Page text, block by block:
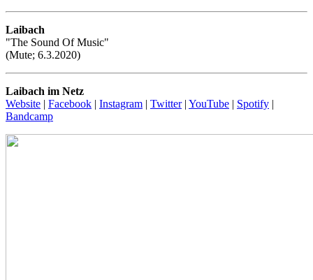
Laibach
"The Sound Of Music"
(Mute; 6.3.2020)
Laibach im Netz
Website | Facebook | Instagram | Twitter| YouTube | Spotify |
Bandcamp